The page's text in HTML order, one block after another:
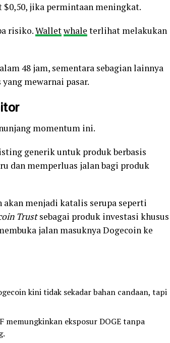
jika permintaan meningkat.
risiko.Walletwhale terlihat melakukan
48 jam, sementara sebagian lainnya
mewarnai pasar.
momentum ini.
generik untuk produk berbasis
dan memperluas jalan bagi produk
menjadi katalis serupa seperti
Trustsebagai produk investasi khusus
jalan masuknya Dogecoin ke
kini tidak sekadar bahan candaan, tapi
memungkinkan eksposur DOGE tanpa